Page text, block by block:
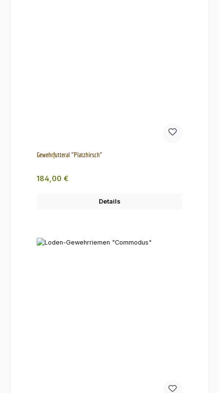
Gewehrfutteral "Platzhirsch"
Regulärer Preis:
184,00 €
Details